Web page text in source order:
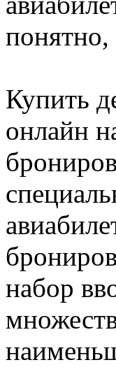
понятно,
Купить
онлайн
набор